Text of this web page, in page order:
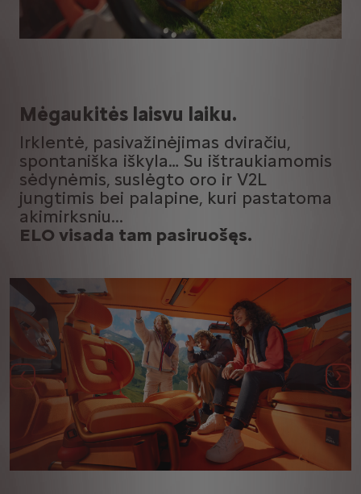
Mėgaukitės laisvu laiku.
Irklentė, pasivažinėjimas dviračiu,
spontaniška iškyla… Su ištraukiamomis
sėdynėmis, suslėgto oro ir V2L
jungtimis bei palapine, kuri pastatoma
akimirksniu...
ELO visada tam pasiruošęs.
Ankstesnis